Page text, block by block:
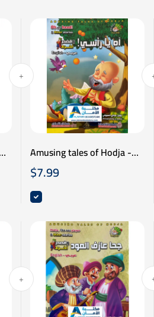
Amusing tales of Hodja -
نوادر جحا - اه يا رأسي - عربي
انكليزي
$7.99